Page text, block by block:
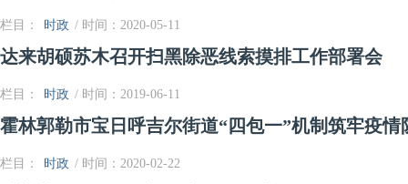
栏目： 时政 / 时间：2020-05-11
达来胡硕苏木召开扫黑除恶线索摸排工作部署会
栏目： 时政 / 时间：2019-06-11
霍林郭勒市宝日呼吉尔街道“四包一”机制筑牢疫情
栏目： 时政 / 时间：2020-02-22